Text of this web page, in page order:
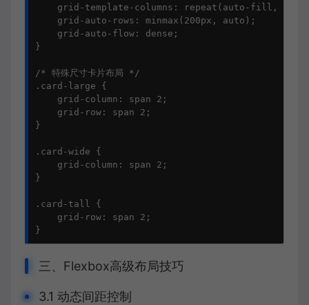
grid-template-columns: repeat(auto-fill,
    grid-auto-rows: minmax(200px, auto);
    grid-auto-flow: dense;
}
/* 特殊尺寸卡片布局 */
.card-large {
    grid-column: span 2;
    grid-row: span 2;
}
.card-wide {
    grid-column: span 2;
}
.card-tall {
    grid-row: span 2;
}
三、Flexbox高级布局技巧
3.1 动态间距控制